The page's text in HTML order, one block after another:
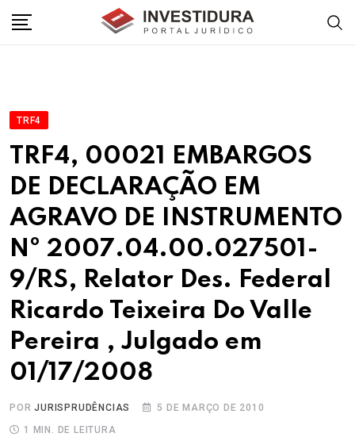
TRF4
TRF4, 00021 EMBARGOS
DE DECLARAÇÃO EM
AGRAVO DE INSTRUMENTO
Nº 2007.04.00.027501-
9/RS, Relator Des. Federal
Ricardo Teixeira Do Valle
Pereira , Julgado em
01/17/2008
PORJURISPRUDÊNCIAS
5 DE MARÇO DE 2010
1 MIN. DE LEITURA